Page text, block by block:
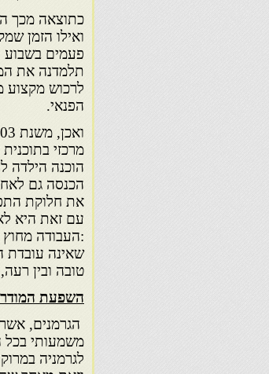
כתוצאה מכך
ואילו הזמן
פעמים בשבוע
תלמדנה את
לרכוש מקצוע
הפנאי.
מרכזי
הוכנה הילדה
הכנסה גם
את חלוקת
עם זאת היא
:העבודה
שאינה עובדת
טובה ובין
השפעת
הגרמנים,
משמעותי בכל
לגרמניה